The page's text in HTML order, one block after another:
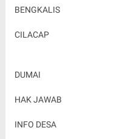
BENGKALIS
CILACAP
DUMAI
HAK JAWAB
INFO DESA